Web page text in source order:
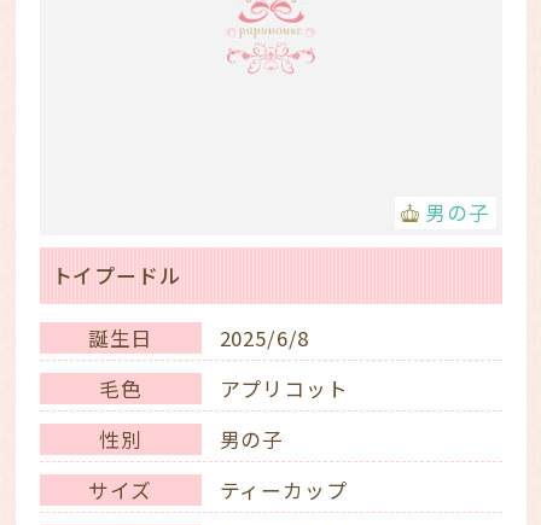
男の子
トイプードル
誕生日
2025/6/8
毛色
アプリコット
性別
男の子
サイズ
ティーカップ